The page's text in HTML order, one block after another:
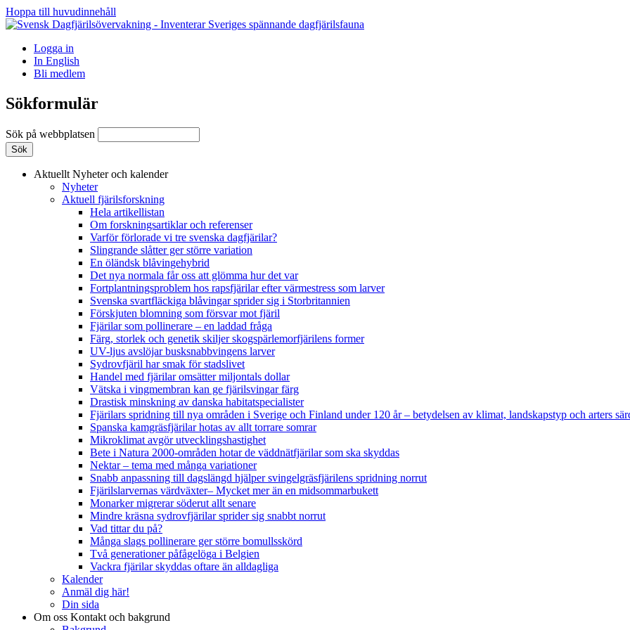
Hoppa till huvudinnehåll
Logga in
In English
Bli medlem
Sökformulär
Sök på webbplatsen
Aktuellt Nyheter och kalender
Nyheter
Aktuell fjärilsforskning
Hela artikellistan
Om forskningsartiklar och referenser
Varför förlorade vi tre svenska dagfjärilar?
Slingrande slåtter ger större variation
En öländsk blåvingehybrid
Det nya normala får oss att glömma hur det var
Fortplantningsproblem hos rapsfjärilar efter värmestress som larver
Svenska svartfläckiga blåvingar sprider sig i Storbritannien
Förskjuten blomning som försvar mot fjäril
Fjärilar som pollinerare – en laddad fråga
Färg, storlek och genetik skiljer skogspärlemorfjärilens former
UV-ljus avslöjar busksnabbvingens larver
Sydrovfjäril har smak för stadslivet
Handel med fjärilar omsätter miljontals dollar
Vätska i vingmembran kan ge fjärilsvingar färg
Drastisk minskning av danska habitatspecialister
Fjärilars spridning till nya områden i Sverige och Finland under 120 år– betydelsen av klimat, landskapstyp och arters
Spanska kamgräsfjärilar hotas av allt torrare somrar
Mikroklimat avgör utvecklingshastighet
Bete i Natura 2000-områden hotar de väddnätfjärilar som ska skyddas
Nektar – tema med många variationer
Snabb anpassning till dagslängd hjälper svingelgräsfjärilens spridning norrut
Fjärilslarvernas värdväxter– Mycket mer än en midsommarbukett
Monarker migrerar söderut allt senare
Mindre kräsna sydrovfjärilar sprider sig snabbt norrut
Vad tittar du på?
Många slags pollinerare ger större bomullsskörd
Två generationer påfågelöga i Belgien
Vackra fjärilar skyddas oftare än alldagliga
Kalender
Anmäl dig här!
Din sida
Om oss Kontakt och bakgrund